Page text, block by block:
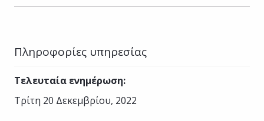
Πληροφορίες υπηρεσίας
Τελευταία ενημέρωση:
Τρίτη 20 Δεκεμβρίου, 2022